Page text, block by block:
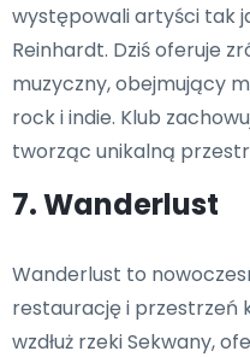
występowali artyści tak
Reinhardt. Dziś oferuje
muzyczny, obejmujący
rock i indie. Klub
tworząc unikalną
7. Wanderlust
Wanderlust to
restaurację i przestrzeń
wzdłuż rzeki Sekwany,